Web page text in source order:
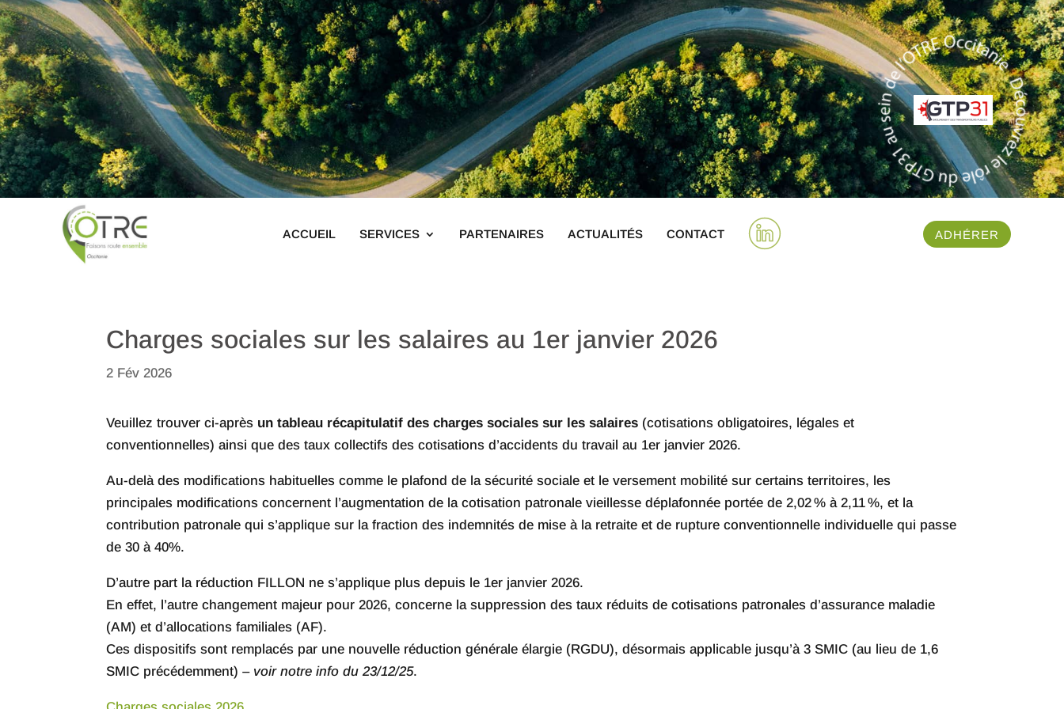
ACCUEIL SERVICES PARTENAIRES ACTUALITÉS CONTACT ADHÉRER
Charges sociales sur les salaires au 1er janvier 2026
2 Fév 2026
Veuillez trouver ci-après un tableau récapitulatif des charges sociales sur les salaires (cotisations obligatoires, légales et
conventionnelles) ainsi que des taux collectifs des cotisations d’accidents du travail au 1er janvier 2026.
Au-delà des modifications habituelles comme le plafond de la sécurité sociale et le versement mobilité sur certains territoires, les
principales modifications concernent l’augmentation de la cotisation patronale vieillesse déplafonnée portée de 2,02 % à 2,11 %, et la
contribution patronale qui s’applique sur la fraction des indemnités de mise à la retraite et de rupture conventionnelle individuelle qui passe
de 30 à 40%.
D’autre part la réduction FILLON ne s’applique plus depuis le 1er janvier 2026.
En effet, l’autre changement majeur pour 2026, concerne la suppression des taux réduits de cotisations patronales d’assurance maladie
(AM) et d’allocations familiales (AF).
Ces dispositifs sont remplacés par une nouvelle réduction générale élargie (RGDU), désormais applicable jusqu’à 3 SMIC (au lieu de 1,6
SMIC précédemment) – voir notre info du 23/12/25.